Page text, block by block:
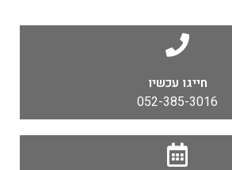
חייגו עכשיו
052-385-3016